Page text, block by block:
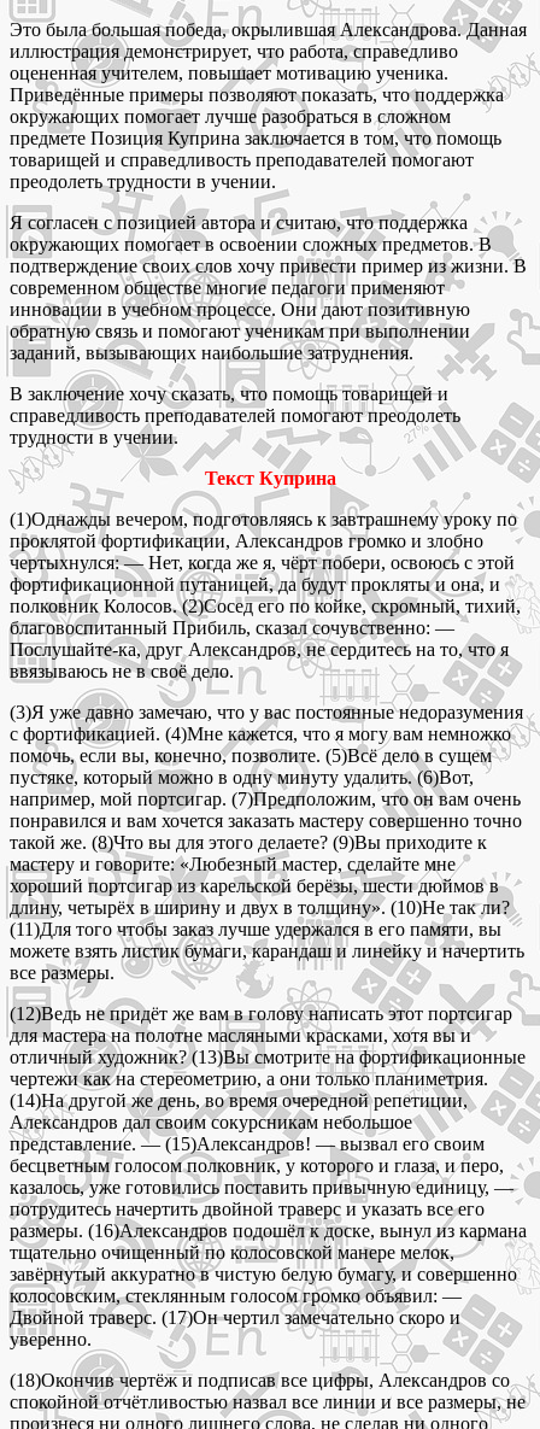
Это была большая победа, окрылившая Александрова. Данная
иллюстрация демонстрирует, что работа, справедливо
оцененная учителем, повышает мотивацию ученика.
Приведённые примеры позволяют показать, что поддержка
окружающих помогает лучше разобраться в сложном
предмете Позиция Куприна заключается в том, что помощь
товарищей и справедливость преподавателей помогают
преодолеть трудности в учении.
Я согласен с позицией автора и считаю, что поддержка
окружающих помогает в освоении сложных предметов. В
подтверждение своих слов хочу привести пример из жизни. В
современном обществе многие педагоги применяют
инновации в учебном процессе. Они дают позитивную
обратную связь и помогают ученикам при выполнении
заданий, вызывающих наибольшие затруднения.
В заключение хочу сказать, что помощь товарищей и
справедливость преподавателей помогают преодолеть
трудности в учении.
Текст Куприна
(1)Однажды вечером, подготовляясь к завтрашнему уроку по
проклятой фортификации, Александров громко и злобно
чертыхнулся: — Нет, когда же я, чёрт побери, освоюсь с этой
фортификационной путаницей, да будут прокляты и она, и
полковник Колосов. (2)Сосед его по койке, скромный, тихий,
благовоспитанный Прибиль, сказал сочувственно: —
Послушайте-ка, друг Александров, не сердитесь на то, что я
ввязываюсь не в своё дело.
(3)Я уже давно замечаю, что у вас постоянные недоразумения
с фортификацией. (4)Мне кажется, что я могу вам немножко
помочь, если вы, конечно, позволите. (5)Всё дело в сущем
пустяке, который можно в одну минуту удалить. (6)Вот,
например, мой портсигар. (7)Предположим, что он вам очень
понравился и вам хочется заказать мастеру совершенно точно
такой же. (8)Что вы для этого делаете? (9)Вы приходите к
мастеру и говорите: «Любезный мастер, сделайте мне
хороший портсигар из карельской берёзы, шести дюймов в
длину, четырёх в ширину и двух в толщину». (10)Не так ли?
(11)Для того чтобы заказ лучше удержался в его памяти, вы
можете взять листик бумаги, карандаш и линейку и начертить
все размеры.
(12)Ведь не придёт же вам в голову написать этот портсигар
для мастера на полотне масляными красками, хотя вы и
отличный художник? (13)Вы смотрите на фортификационные
чертежи как на стереометрию, а они только планиметрия.
(14)На другой же день, во время очередной репетиции,
Александров дал своим сокурсникам небольшое
представление. — (15)Александров! — вызвал его своим
бесцветным голосом полковник, у которого и глаза, и перо,
казалось, уже готовились поставить привычную единицу, —
потрудитесь начертить двойной траверс и указать все его
размеры. (16)Александров подошёл к доске, вынул из кармана
тщательно очищенный по колосовской манере мелок,
завёрнутый аккуратно в чистую белую бумагу, и совершенно
колосовским, стеклянным голосом громко объявил: —
Двойной траверс. (17)Он чертил замечательно скоро и
уверенно.
(18)Окончив чертёж и подписав все цифры, Александров со
спокойной отчётливостью назвал все линии и все размеры, не
произнеся ни одного лишнего слова, не сделав ни одного